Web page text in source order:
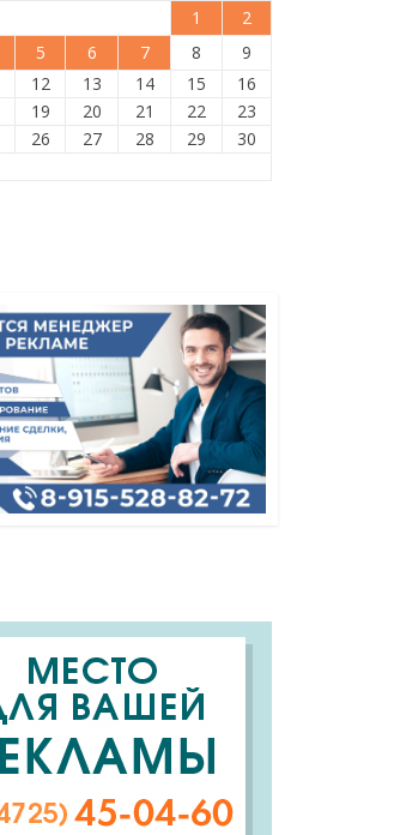
1
2
5 6 7 8
9
12 13 14 15
16
19 20 21 22
23
26 27 28 29
30